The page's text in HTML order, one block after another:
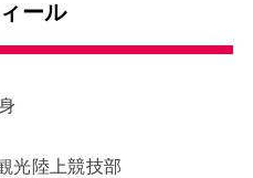
ール
身
光陸上競技部